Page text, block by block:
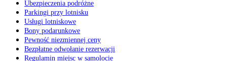
Ubezpieczenia podróżne
Parkingi przy lotnisku
Usługi lotniskowe
Bony podarunkowe
Pewność niezmiennej ceny
Bezpłatne odwołanie rezerwacji
Regulamin miejsc w samolocie